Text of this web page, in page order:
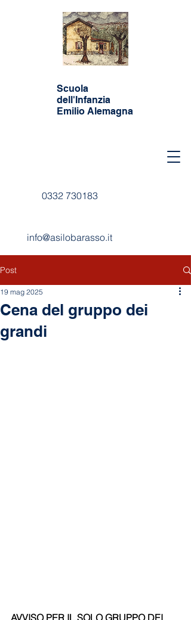
Scuola
dell'Infanzia
Emilio Alemagna
0332 730183
info@asilobarasso.it
Post
Cena del gruppo dei
grandi
19 mag 2025
AVVISO PER IL SOLO GRUPPO DEI